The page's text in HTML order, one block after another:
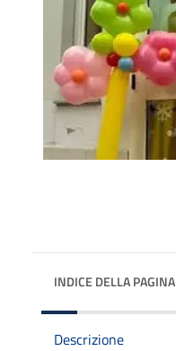
INDICE DELLA PAGINA
Descrizione